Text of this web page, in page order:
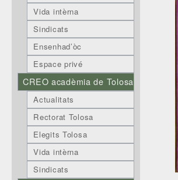
Vida intèrna
Sindicats
Ensenhad’òc
Espace privé
CREO acadèmia de Tolosa
Actualitats
Rectorat Tolosa
Elegits Tolosa
Vida intèrna
Sindicats